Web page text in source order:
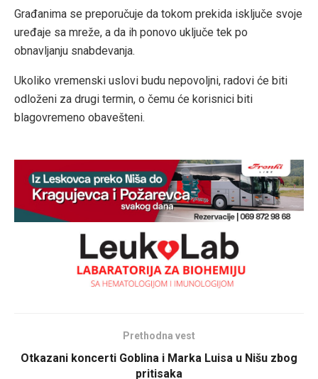
Građanima se preporučuje da tokom prekida isključe svoje
uređaje sa mreže, a da ih ponovo uključe tek po
obnavljanju snabdevanja.
Ukoliko vremenski uslovi budu nepovoljni, radovi će biti
odloženi za drugi termin, o čemu će korisnici biti
blagovremeno obavešteni.
Prethodna vest
Otkazani koncerti Goblina i Marka Luisa u Nišu zbog
pritisaka